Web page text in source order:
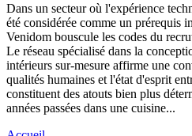
Dans un secteur où l'expérience
été considérée comme un prérequis
Venidom bouscule les codes du
Le réseau spécialisé dans la
intérieurs sur-mesure affirme une
qualités humaines et l'état d'esprit
constituent des atouts bien plus
années passées dans une cuisine...